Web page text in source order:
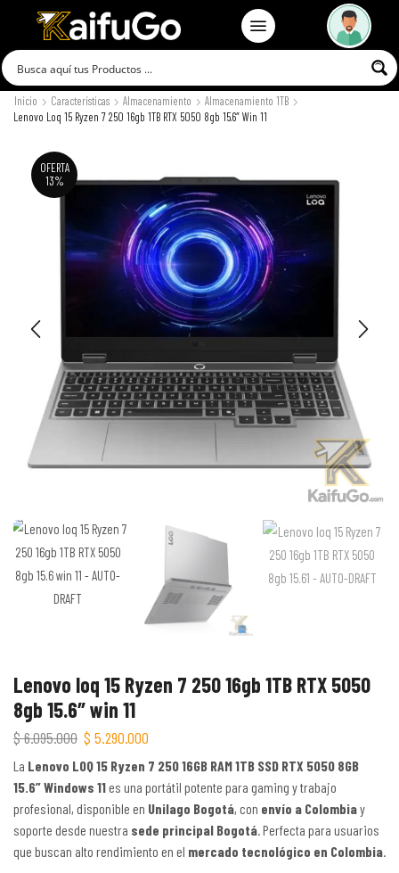
Inicio Características Almacenamiento
Almacenamiento 1TB
Lenovo Loq 15 Ryzen 7 250 16gb 1TB RTX 5050 8gb 15.6″ Win 11
OFERTA
13%
Lenovo loq 15 Ryzen 7 250 16gb 1TB RTX 5050
8gb 15.6″ win 11
$6.095.000 $ 5.290.000
La Lenovo LOQ 15 Ryzen 7 250 16GB RAM 1TB SSD RTX 5050 8GB
15.6” Windows 11es una portátil potente para gaming y trabajo
profesional, disponible en Unilago Bogotá, con envío a Colombiay
soporte desde nuestra sede principal Bogotá. Perfecta para usuarios
que buscan alto rendimiento en el mercado tecnológico en Colombia.